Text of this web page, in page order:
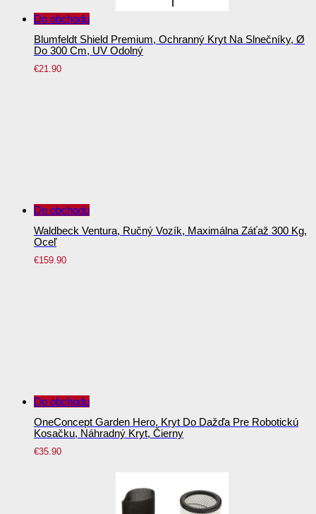
Do obchodu
Blumfeldt Shield Premium, Ochranný Kryt Na Slnečníky, Ø
Do 300 Cm, UV Odolný
€21.90
Do obchodu
Waldbeck Ventura, Ručný Vozík, Maximálna Záťaž 300 Kg,
Oceľ
€159.90
Do obchodu
OneConcept Garden Hero, Kryt Do Dažďa Pre Robotickú
Kosačku, Náhradný Kryt, Čierny
€35.90